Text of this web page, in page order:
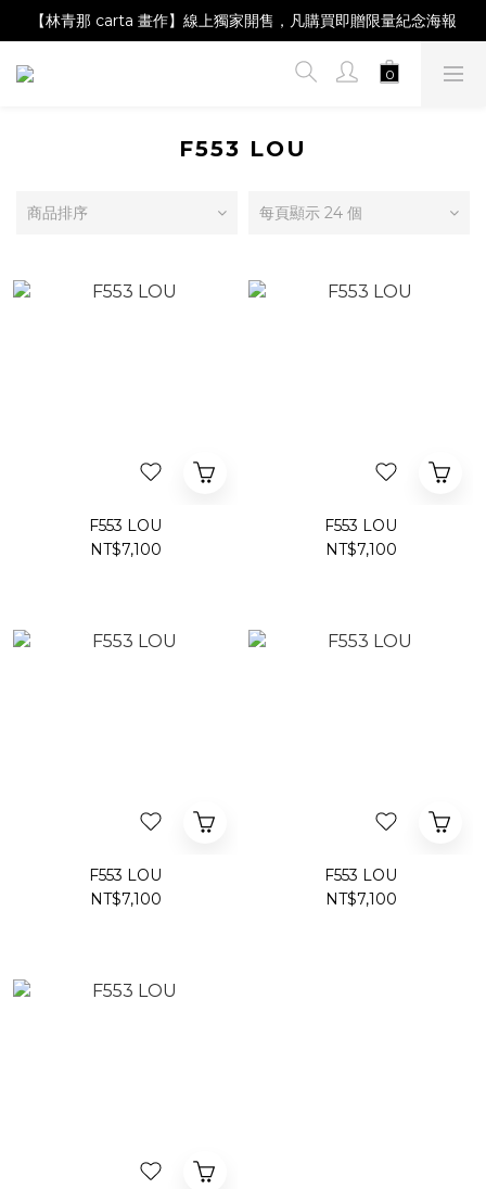
【Magazine B】單筆消費滿NT$2,000，即贈閱讀禮物明信片組
【林青那 carta 畫作】線上獨家開售，凡購買即贈限量紀念海報
【夏日降溫🧊對策單品】系列商品滿額現折 NT$300！
F553 LOU
商品排序 每頁顯示 24 個
F553 LOU
NT$7,100
F553 LOU
NT$7,100
F553 LOU
NT$7,100
F553 LOU
NT$7,100